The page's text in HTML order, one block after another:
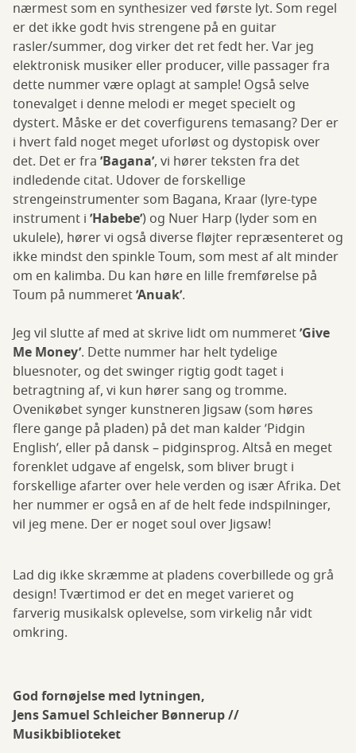
nærmest som en synthesizer ved første lyt. Som regel
er det ikke godt hvis strengene på en guitar
rasler/summer, dog virker det ret fedt her. Var jeg
elektronisk musiker eller producer, ville passager fra
dette nummer være oplagt at sample! Også selve
tonevalget i denne melodi er meget specielt og
dystert. Måske er det coverfigurens temasang? Der er
i hvert fald noget meget uforløst og dystopisk over
det. Det er fra ’Bagana’, vi hører teksten fra det
indledende citat. Udover de forskellige
strengeinstrumenter som Bagana, Kraar (lyre-type
instrument i ’Habebe’) og Nuer Harp (lyder som en
ukulele), hører vi også diverse fløjter repræsenteret og
ikke mindst den spinkle Toum, som mest af alt minder
om en kalimba. Du kan høre en lille fremførelse på
Toum på nummeret’Anuak’.
Jeg vil slutte af med at skrive lidt om nummeret’Give
Me Money’. Dette nummer har helt tydelige
bluesnoter, og det swinger rigtig godt taget i
betragtning af, vi kun hører sang og tromme.
Ovenikøbet synger kunstneren Jigsaw (som høres
flere gange på pladen) på det man kalder ’Pidgin
English’, eller på dansk – pidginsprog. Altså en meget
forenklet udgave af engelsk, som bliver brugt i
forskellige afarter over hele verden og især Afrika. Det
her nummer er også en af de helt fede indspilninger,
vil jeg mene. Der er noget soul over Jigsaw!
Lad dig ikke skræmme at pladens coverbillede og grå
design! Tværtimod er det en meget varieret og
farverig musikalsk oplevelse, som virkelig når vidt
omkring.
God fornøjelse med lytningen,
Jens Samuel Schleicher Bønnerup //
Musikbiblioteket